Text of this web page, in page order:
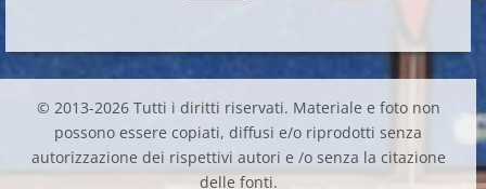
© 2013-2026 Tutti i diritti riservati. Materiale e foto non
possono essere copiati, diffusi e/o riprodotti senza
autorizzazione dei rispettivi autori e /o senza la citazione
delle fonti.